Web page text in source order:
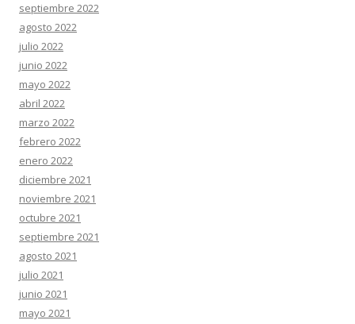
septiembre 2022
agosto 2022
julio 2022
junio 2022
mayo 2022
abril 2022
marzo 2022
febrero 2022
enero 2022
diciembre 2021
noviembre 2021
octubre 2021
septiembre 2021
agosto 2021
julio 2021
junio 2021
mayo 2021